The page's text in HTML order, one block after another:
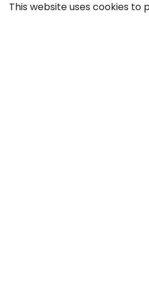
This website uses cookies